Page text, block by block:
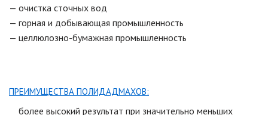
— очистка сточных вод
— горная и добывающая промышленность
— целлюлозно-бумажная промышленность
ПРЕИМУЩЕСТВА ПОЛИДАДМАХОВ:
более высокий результат при значительно меньших